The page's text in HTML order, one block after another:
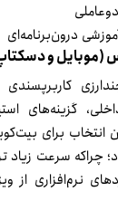
درون‌برنامه‌ای
کاربرپسندی
گزینه‌های
انتخاب برای
چرا‌که سرعت زیاد
نرم‌افزاری از